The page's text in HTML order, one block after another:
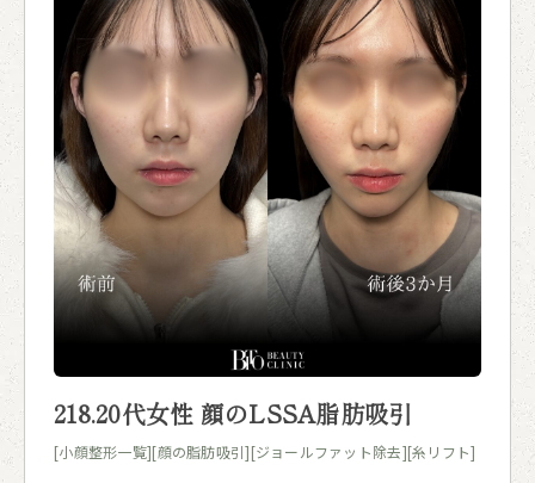
218.20代女性 顔のLSSA脂肪吸引
[小顔整形一覧][顔の脂肪吸引][ジョールファット除去][糸リフト]